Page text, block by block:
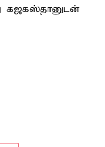
கஜகஸ்தானுடன்